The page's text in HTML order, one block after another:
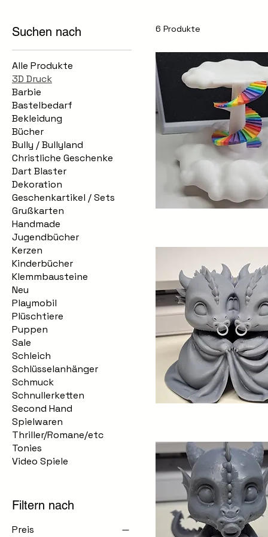
Suchen nach
Alle Produkte
3D Druck
Barbie
Bastelbedarf
Bekleidung
Bücher
Bully / Bullyland
Christliche Geschenke
Dart Blaster
Dekoration
Geschenkartikel / Sets
Grußkarten
Handmade
Jugendbücher
Kerzen
Kinderbücher
Klemmbausteine
Neu
Playmobil
Plüschtiere
Puppen
Sale
Schleich
Schlüsselanhänger
Schmuck
Schnullerketten
Second Hand
Spielwaren
Thriller/Romane/etc
Tonies
Video Spiele
Filtern nach
Preis
6 Produkte